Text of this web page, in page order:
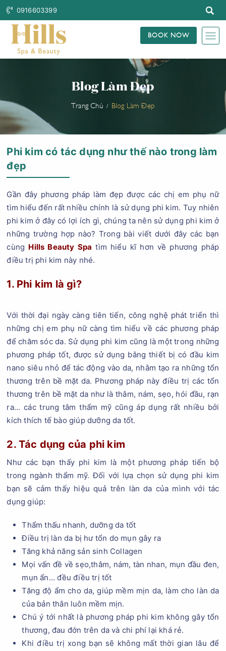
0916603399
BOOK NOW
Blog Làm Đẹp
Trang Chủ Blog Làm Đẹp
Phi kim có tác dụng như thế nào trong làm
đẹp
Gần đây phương pháp làm đẹp được các chị em phụ nữ
tìm hiểu đến rất nhiều chính là sử dụng phi kim. Tuy nhiên
phi kim ở đây có lợi ích gì, chúng ta nên sử dụng phi kim ở
những trường hợp nào? Trong bài viết dưới đây các bạn
cùng Hills Beauty Spa tìm hiểu kĩ hơn về phương pháp
điều trị phi kim này nhé.
1. Phi kim là gì?
Với thời đại ngày càng tiên tiến, công nghệ phát triển thì
những chị em phụ nữ càng tìm hiểu về các phương pháp
để chăm sóc da. Sử dụng phi kim cũng là một trong những
phương pháp tốt, được sử dụng bằng thiết bị có đầu kim
nano siêu nhỏ để tác động vào da, nhằm tạo ra những tổn
thương trên bề mặt da. Phương pháp này điều trị các tổn
thương trên bề mặt da như là thâm, nám, sẹo, hói đầu, rạn
ra... các trung tâm thẩm mỹ cũng áp dụng rất nhiều bởi
kích thích tế bào giúp dưỡng da tốt.
2. Tác dụng của phi kim
Như các bạn thấy phi kim là một phương pháp tiến bộ
trong ngành thẩm mỹ. Đối với lựa chọn sử dụng phi kim
bạn sẽ cảm thấy hiệu quả trên làn da của mình với tác
dụng giúp:
Thẩm thấu nhanh, dưỡng da tốt
Điều trị làn da bị hư tổn do mụn gây ra
Tăng khả năng sản sinh Collagen
Mọi vấn đề về sẹo,thâm, nám, tàn nhan, mụn đầu đen,
mụn ẩn... đều điều trị tốt
Tăng độ ẩm cho da, giúp mềm mịn da, làm cho làn da
của bản thân luôn mềm mịn.
Chú ý tới nhất là phương pháp phi kim không gây tổn
thương, đau đớn trên da và chi phí lại khá rẻ.
Khi điều trị xong bạn sẽ không mất thời gian lâu để